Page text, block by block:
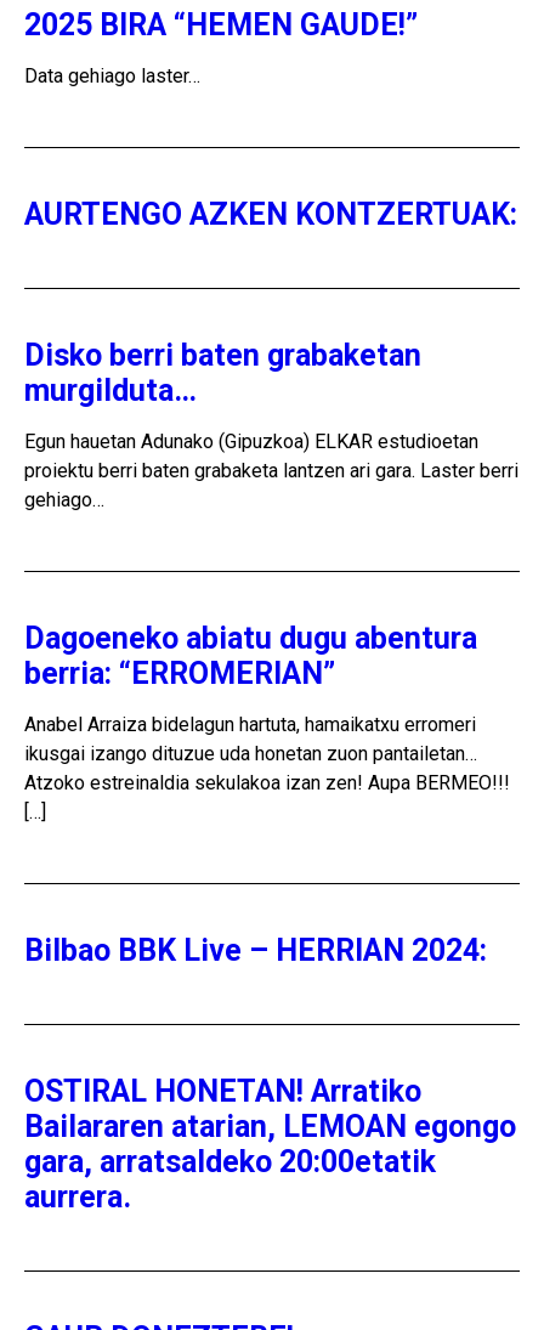
2025 BIRA “HEMEN GAUDE!”
Data gehiago laster…
AURTENGO AZKEN KONTZERTUAK:
Disko berri baten grabaketan
murgilduta…
Egun hauetan Adunako (Gipuzkoa) ELKAR estudioetan
proiektu berri baten grabaketa lantzen ari gara. Laster berri
gehiago…
Dagoeneko abiatu dugu abentura
berria: “ERROMERIAN”
Anabel Arraiza bidelagun hartuta, hamaikatxu erromeri
ikusgai izango dituzue uda honetan zuon pantailetan…
Atzoko estreinaldia sekulakoa izan zen! Aupa BERMEO!!!
[…]
Bilbao BBK Live – HERRIAN 2024:
OSTIRAL HONETAN! Arratiko
Bailararen atarian, LEMOAN egongo
gara, arratsaldeko 20:00etatik
aurrera.